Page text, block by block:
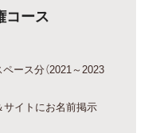
コース
ース分（2021～2023
イトにお名前掲示